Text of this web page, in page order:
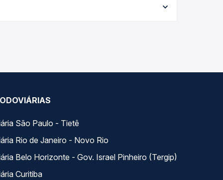
garante a melhor oferta para o seu roteiro.
São Paulo - Tietê
Rio de Janeiro - Novo Rio
Belo Horizonte - Gov. Israel Pinheiro (Tergip)
Curitiba